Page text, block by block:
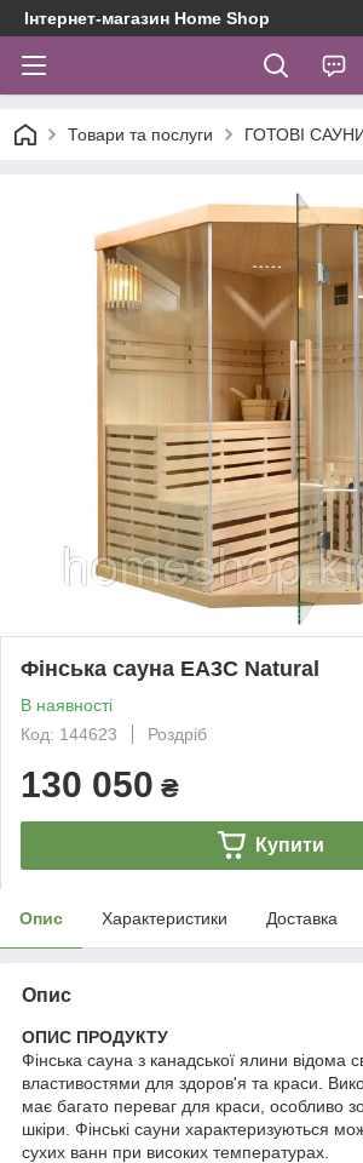
Інтернет-магазин Home Shop
Товари та послуги ГОТОВІ
Фінська сауна EA3C Natural
В наявності
Код: 144623
Роздріб
130 050 ₴
Купити
Опис Характеристики Доставка
Опис
ОПИС ПРОДУКТУ
Фінська сауна з канадської ялини відома
властивостями для здоров'я та краси.
має багато переваг для краси, особливо
шкіри. Фінські сауни характеризуються
сухих ванн при високих температурах.